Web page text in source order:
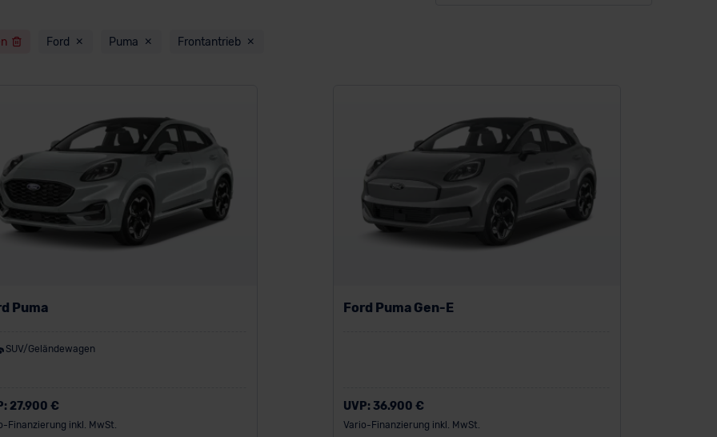
Ford Puma Frontantrieb
Puma
SUV/Geländewagen
27.900 €
Finanzierung inkl. MwSt.
Ford Puma Gen-E
UVP:36.900 €
Vario-Finanzierung inkl. MwSt.